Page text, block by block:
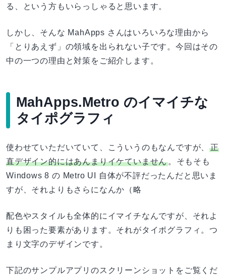
る、という方もいらっしゃると思います。
しかし、そんな MahApps さんはいろいろな理由から
「とりあえず」の領域を出られない子です。今回はその
中の一つの理由と対策をご紹介します。
MahApps.Metro のイマイチな
タイポグラフィ
使わせていただいていて、こういうのもなんですが、正
直デザイン的にはあんまりイケていません。そもそも
Windows 8 の Metro UI 自体が不評だったんだと思いま
すが、それよりもさらになんか（略
配色やスタイルも全体的にイマイチなんですが、それよ
りも困った要素があります。それがタイポグラフィ。つ
まり文字のデザインです。
下記のサンプルアプリのスクリーンショットをご覧くだ